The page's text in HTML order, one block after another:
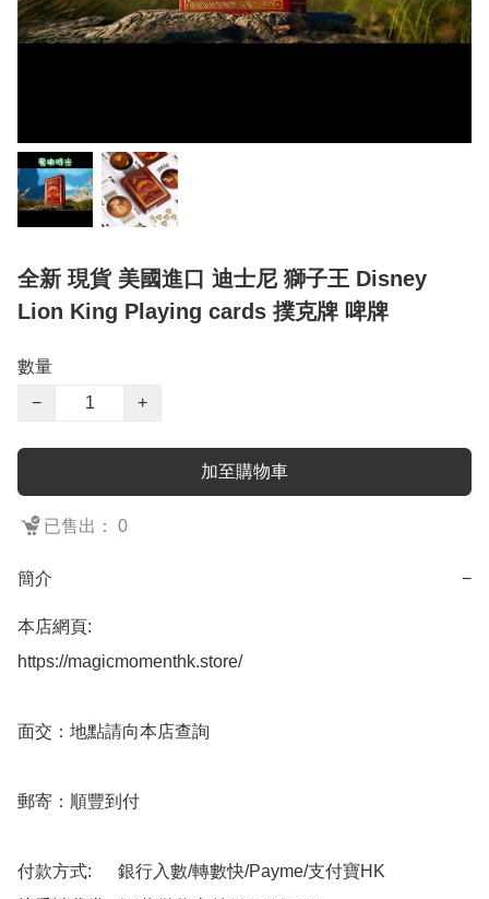
全新 現貨 美國進口 迪士尼 獅子王 Disney
Lion King Playing cards 撲克牌 啤牌
數量
−
+
加至購物車
已售出： 0
簡介 −
本店網頁:
https://magicmomenthk.store/
面交：地點請向本店查詢
郵寄：順豐到付
付款方式:      銀行入數/轉數快/Payme/支付寶HK